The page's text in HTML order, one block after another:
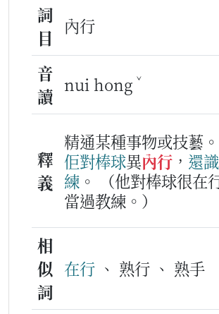
詞
目
內行
音
讀
nui hong ˇ
釋
義
精通某種事物或技藝。
佢對棒球異內行 ， 還識
練 。
（他對棒球很在
當過教練。）
相
似
詞
在行 、 熟行 、 熟手